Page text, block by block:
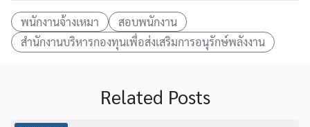
พนักงานจ้างเหมา
สอบพนักงาน
สำนักงานบริหารกองทุนเพื่อส่งเสริมการอนุรักษ์พลังงาน
Related Posts